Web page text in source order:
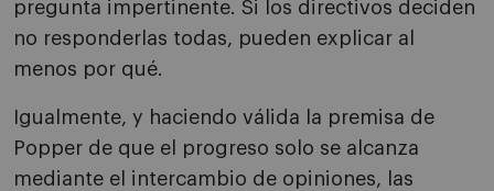
pregunta impertinente. Si los directivos deciden
no responderlas todas, pueden explicar al
menos por qué.
Igualmente, y haciendo válida la premisa de
Popper de que el progreso solo se alcanza
mediante el intercambio de opiniones, las